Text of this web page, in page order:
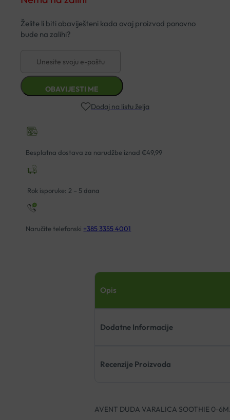
Dodaj na listu želja
Besplatna dostava za narudžbe iznad €49,99
Rok isporuke: 2 – 5 dana
Naručite telefonski +385 3355 4001
Opis
Dodatne Informacije
Recenzije Proizvoda
AVENT DUDA VARALICA SOOTHIE 0-